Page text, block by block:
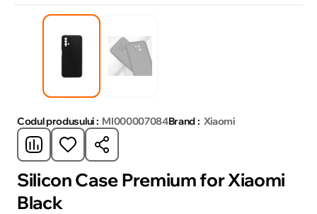
Codul produsului : MI000007084Brand : Xiaomi
Silicon Case Premium for Xiaomi
Black